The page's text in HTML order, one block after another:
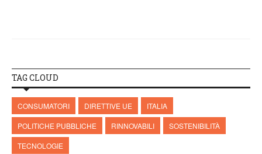
TAG CLOUD
CONSUMATORI DIRETTIVE UE
ITALIA
POLITICHE PUBBLICHE
RINNOVABILI
SOSTENIBILITÀ
TECNOLOGIE